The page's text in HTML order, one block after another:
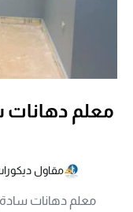
معلم دهانات
مقاول